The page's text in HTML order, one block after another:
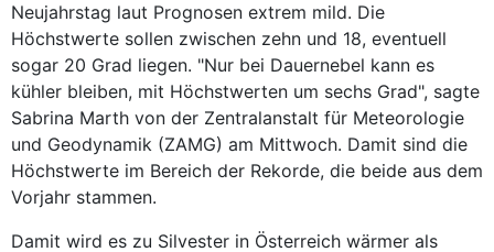
Neujahrstag laut Prognosen extrem mild. Die
Höchstwerte sollen zwischen zehn und 18, eventuell
sogar 20 Grad liegen. "Nur bei Dauernebel kann es
kühler bleiben, mit Höchstwerten um sechs Grad", sagte
Sabrina Marth von der Zentralanstalt für Meteorologie
und Geodynamik (ZAMG) am Mittwoch. Damit sind die
Höchstwerte im Bereich der Rekorde, die beide aus dem
Vorjahr stammen.
Damit wird es zu Silvester in Österreich wärmer als